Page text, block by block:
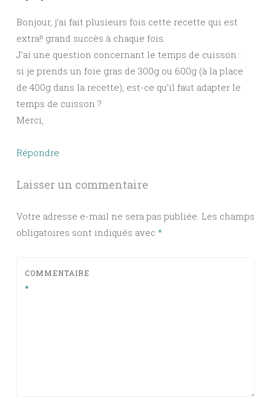
Bonjour, j’ai fait plusieurs fois cette recette qui est
extra!! grand succès à chaque fois.
J’ai une question concernant le temps de cuisson :
si je prends un foie gras de 300g ou 600g (à la place
de 400g dans la recette), est-ce qu’il faut adapter le
temps de cuisson ?
Merci,
Répondre
Laisser un commentaire
Votre adresse e-mail ne sera pas publiée. Les champs
obligatoires sont indiqués avec *
COMMENTAIRE
*